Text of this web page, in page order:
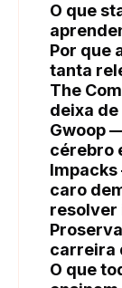
O que
Por que
tanta
The
deixa
Gwoop
cérebro
caro
resolver
carreira
O que